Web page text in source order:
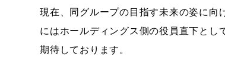
現在、同グループの目指す未来の姿に向
にはホールディングス側の役員直下とし
期待しております。